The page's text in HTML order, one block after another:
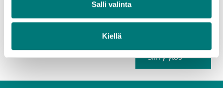
Salli valinta
Kiellä
Siirry ylös